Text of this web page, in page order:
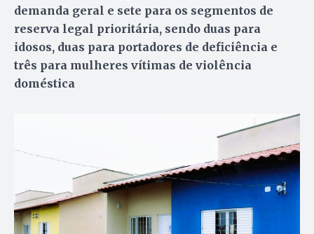
demanda geral e sete para os segmentos de
reserva legal prioritária, sendo duas para
idosos, duas para portadores de deficiência e
três para mulheres vítimas de violência
doméstica